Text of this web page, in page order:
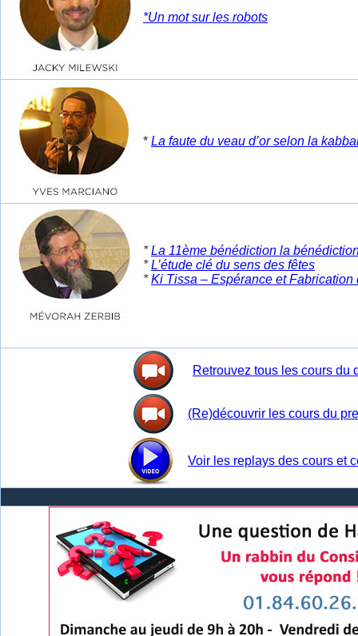
*Un mot sur les robots
* La faute du veau d’or selon la
*La 11ème bénédiction la
*L’étude clé du sens des fêtes
*Ki Tissa – Espérance et Fabrication
Retrouvez tous les cours du
(Re)découvrir les cours du
Voir les replays des cours et